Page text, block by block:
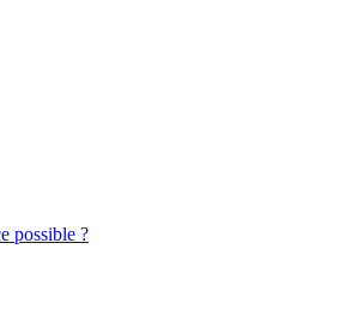
possible ?